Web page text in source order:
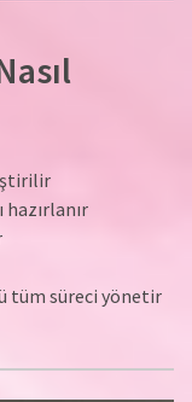
hazırlanır
tüm süreci yönetir